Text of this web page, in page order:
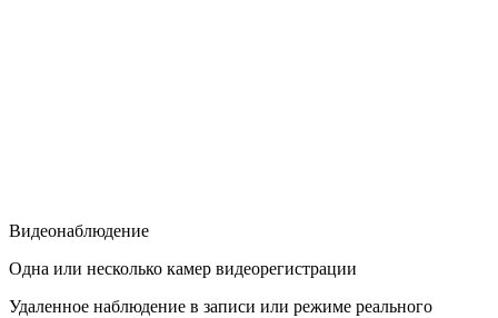
Видеонаблюдение
Одна или несколько камер видеорегистрации
Удаленное наблюдение в записи или режиме реального